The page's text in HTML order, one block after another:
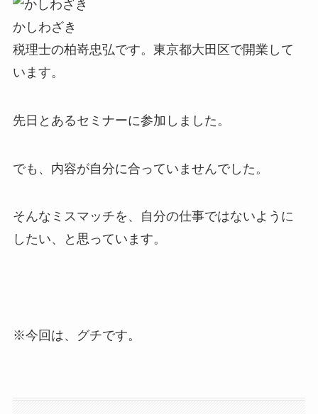
かしわざき
税理士の柏嵜忠弘です。東京都大田区で開業して
います。
先日とあるセミナーに参加しました。
でも、内容が自分に合っていませんでした。
そんなミスマッチを、自分の仕事ではないように
したい、と思っています。
※今回は、グチです。